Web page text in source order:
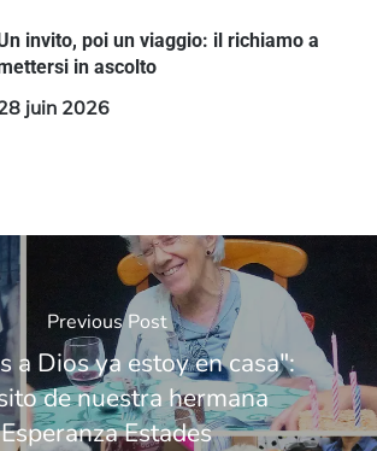
invito, poi un viaggio: il richiamo a
in ascolto
juin 2026
Previous Post
a Dios ya estoy en casa":
de nuestra hermana
Esperanza Estades